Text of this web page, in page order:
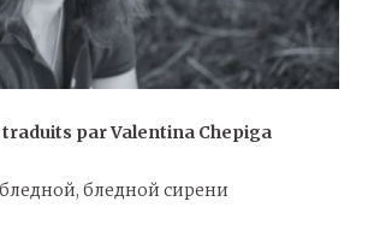
traduits par Valentina Chepiga
бледной сирени